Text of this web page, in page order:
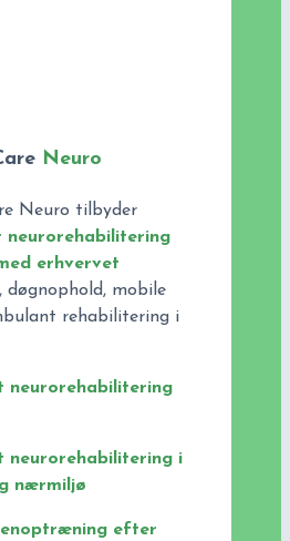
Neuro
Neuro tilbyder
neurorehabilitering
erhvervet
, døgnophold, mobile
rehabilitering i
neurorehabilitering
neurorehabilitering i
nærmiljø
efter